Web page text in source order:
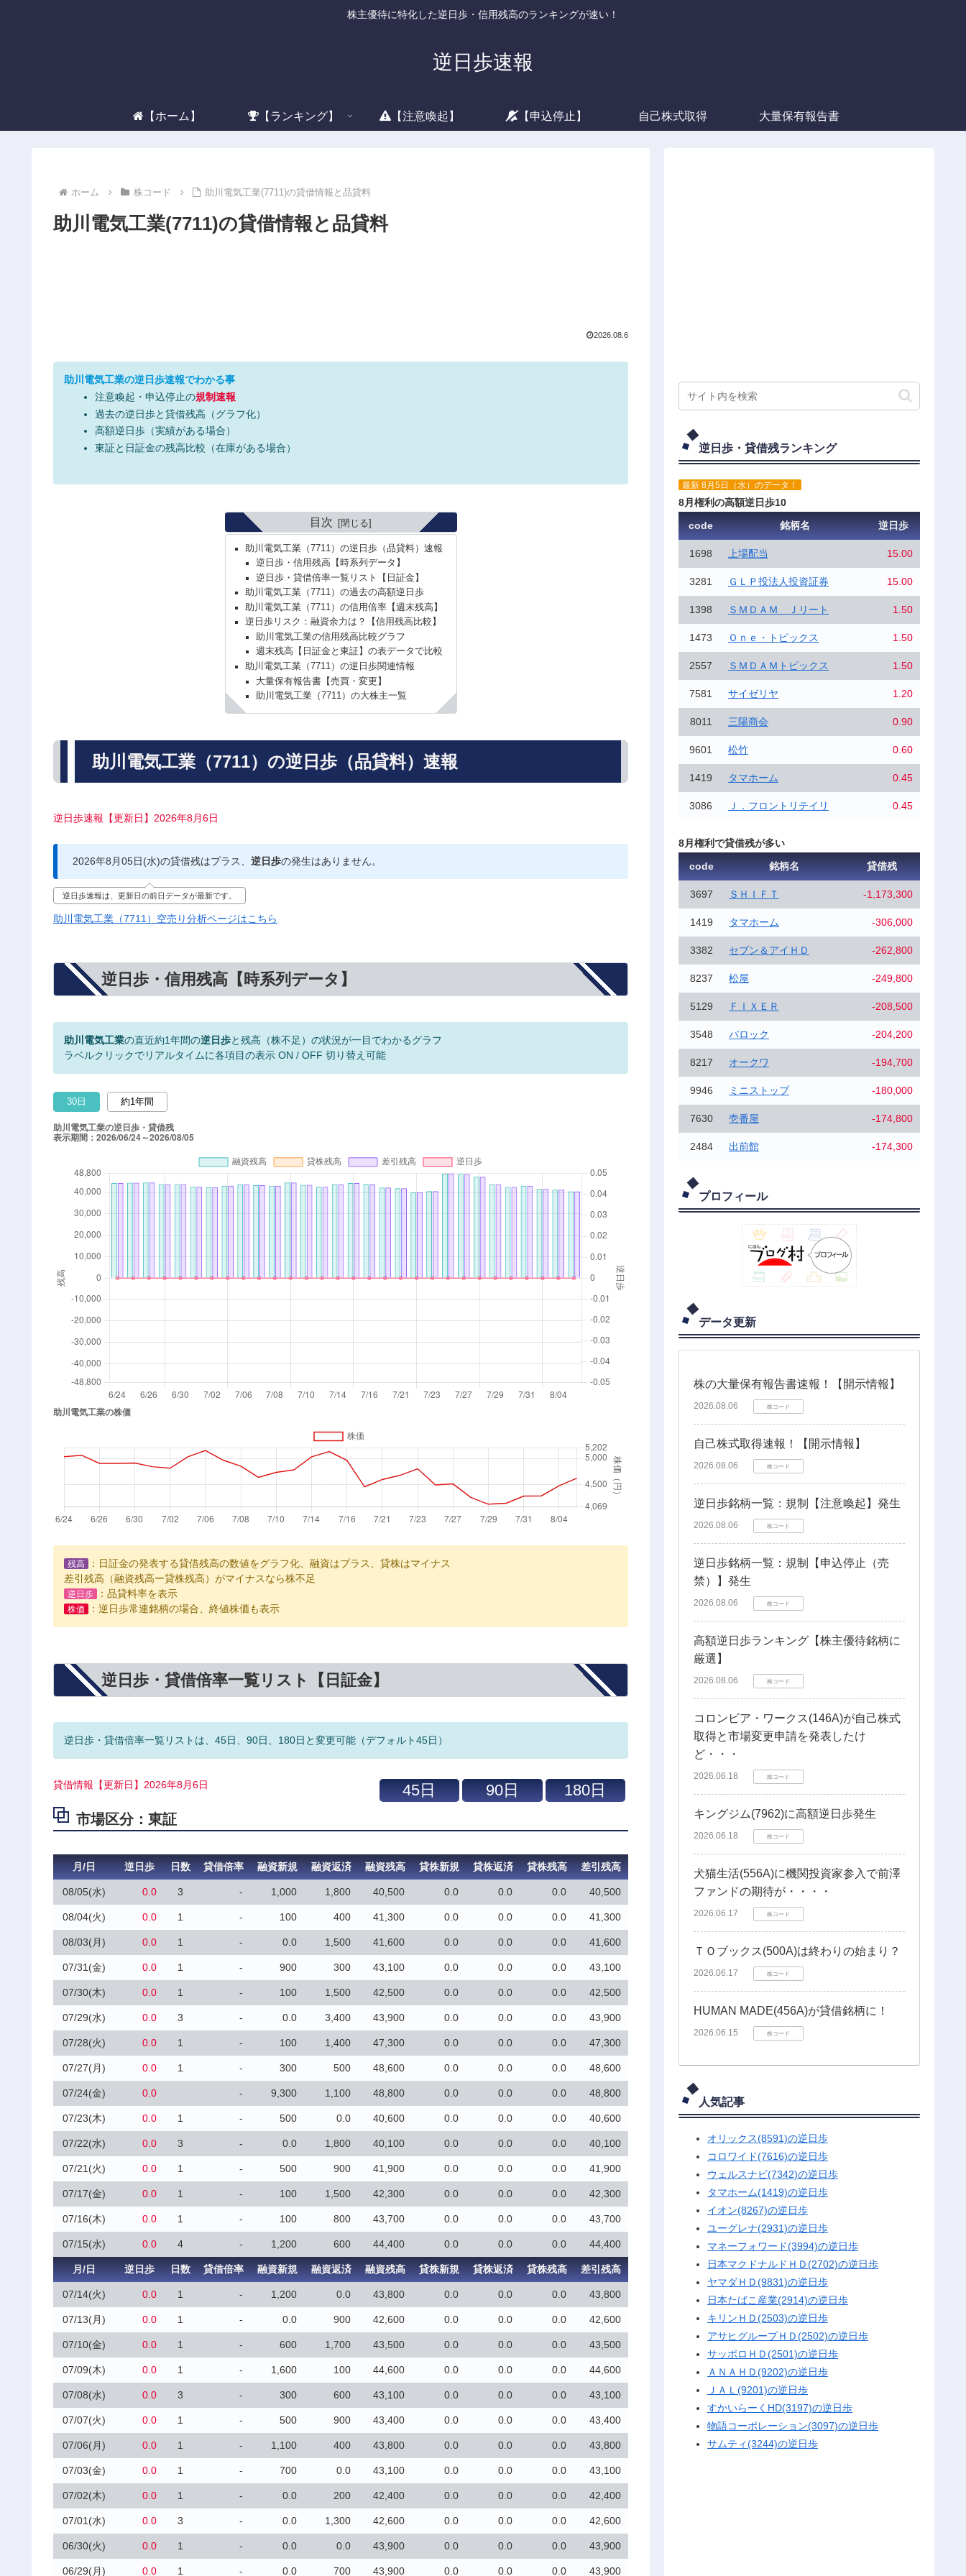
株主優待に特化した逆日歩・信用残高のランキングが速い！
逆日歩速報
【ホーム】 【ランキング】 【注意喚起】 【申込停止】 自己株式取得 大量保有報告書
ホーム 株コード 助川電気工業(7711)の貸借情報と品貸料
助川電気工業(7711)の貸借情報と品貸料
2026.08.6
助川電気工業の逆日歩速報でわかる事
注意喚起・申込停止の規制速報
過去の逆日歩と貸借残高（グラフ化）
高額逆日歩（実績がある場合）
東証と日証金の残高比較（在庫がある場合）
目次
助川電気工業（7711）の逆日歩（品貸料）速報
逆日歩・信用残高【時系列データ】
逆日歩・貸借倍率一覧リスト【日証金】
助川電気工業（7711）の過去の高額逆日歩
助川電気工業（7711）の信用倍率【週末残高】
逆日歩リスク：融資余力は？【信用残高比較】
助川電気工業の信用残高比較グラフ
週末残高【日証金と東証】の表データで比較
助川電気工業（7711）の逆日歩関連情報
大量保有報告書【売買・変更】
助川電気工業（7711）の大株主一覧
助川電気工業（7711）の逆日歩（品貸料）速報
逆日歩速報【更新日】2026年8月6日
2026年8月05日(水)の貸借残はプラス、 逆日歩の発生はありません。
逆日歩速報は、更新日の前日データが最新です。
助川電気工業（7711）空売り分析ページはこちら
逆日歩・信用残高【時系列データ】
助川電気工業の直近約1年間の逆日歩と残高（株不足）の状況が一目でわかるグラフ
ラベルクリックでリアルタイムに各項目の表示 ON / OFF 切り替え可能
30日 約1年間
残高
：日証金の発表する貸借残高の数値をグラフ化、融資はプラス、貸株はマイナス
差引残高（融資残高ー貸株残高）がマイナスなら株不足
逆日歩 ：品貸料率を表示
株価 ：逆日歩常連銘柄の場合、終値株価も表示
逆日歩・貸借倍率一覧リスト【日証金】
逆日歩・貸借倍率一覧リストは、45日、90日、180日と変更可能（デフォルト45日）
貸借情報【更新日】2026年8月6日
市場区分：東証
月/日 逆日歩 日数 貸借倍率 融資新規 融資返済 融資残高 貸株新規 貸株返済 貸株残高 差引残高
08/05(水) 0.0 3 - 1,000 1,800 40,500 0.0 0.0 0.0 40,500
08/04(火) 0.0 1 - 100 400 41,300 0.0 0.0 0.0 41,300
08/03(月) 0.0 1 - 0.0 1,500 41,600 0.0 0.0 0.0 41,600
07/31(金) 0.0 1 - 900 300 43,100 0.0 0.0 0.0 43,100
07/30(木) 0.0 1 - 100 1,500 42,500 0.0 0.0 0.0 42,500
07/29(水) 0.0 3 - 0.0 3,400 43,900 0.0 0.0 0.0 43,900
07/28(火) 0.0 1 - 100 1,400 47,300 0.0 0.0 0.0 47,300
07/27(月) 0.0 1 - 300 500 48,600 0.0 0.0 0.0 48,600
07/24(金) 0.0 - 9,300 1,100 48,800 0.0 0.0 0.0 48,800
07/23(木) 0.0 1 - 500 0.0 40,600 0.0 0.0 0.0 40,600
07/22(水) 0.0 3 - 0.0 1,800 40,100 0.0 0.0 0.0 40,100
07/21(火) 0.0 1 - 500 900 41,900 0.0 0.0 0.0 41,900
07/17(金) 0.0 1 - 100 1,500 42,300 0.0 0.0 0.0 42,300
07/16(木) 0.0 1 - 100 800 43,700 0.0 0.0 0.0 43,700
07/15(水) 0.0 4 - 1,200 600 44,400 0.0 0.0 0.0 44,400
月/日 逆日歩 日数 貸借倍率 融資新規 融資返済 融資残高 貸株新規 貸株返済 貸株残高 差引残高
07/14(火) 0.0 1 - 1,200 0.0 43,800 0.0 0.0 0.0 43,800
07/13(月) 0.0 1 - 0.0 900 42,600 0.0 0.0 0.0 42,600
07/10(金) 0.0 1 - 600 1,700 43,500 0.0 0.0 0.0 43,500
07/09(木) 0.0 1 - 1,600 100 44,600 0.0 0.0 0.0 44,600
07/08(水) 0.0 3 - 300 600 43,100 0.0 0.0 0.0 43,100
07/07(火) 0.0 1 - 500 900 43,400 0.0 0.0 0.0 43,400
07/06(月) 0.0 1 - 1,100 400 43,800 0.0 0.0 0.0 43,800
07/03(金) 0.0 1 - 700 0.0 43,100 0.0 0.0 0.0 43,100
07/02(木) 0.0 1 - 0.0 200 42,400 0.0 0.0 0.0 42,400
07/01(水) 0.0 3 - 0.0 1,300 42,600 0.0 0.0 0.0 42,600
06/30(火) 0.0 1 - 0.0 0.0 43,900 0.0 0.0 0.0 43,900
06/29(月) 0.0 1 - 0.0 700 43,900 0.0 0.0 0.0 43,900
逆日歩・貸借残ランキング
最新 8月5日（水）のデータ！
8月権利の高額逆日歩10
code
銘柄名 逆日歩
1698 上場配当 15.00
3281 ＧＬＰ投法人投資証券 15.00
1398 ＳＭＤＡＭ Ｊリート 1.50
1473 Ｏｎｅ・トピックス 1.50
2557 ＳＭＤＡＭトピックス 1.50
7581 サイゼリヤ 1.20
8011 三陽商会 0.90
9601 松竹 0.60
1419 タマホーム 0.45
3086 Ｊ．フロントリテイリ 0.45
8月権利で貸借残が多い
code
銘柄名 貸借残
3697 ＳＨＩＦＴ -1,173,300
1419 タマホーム -306,000
3382 セブン＆アイＨＤ -262,800
8237 松屋 -249,800
5129 ＦＩＸＥＲ -208,500
3548 バロック -204,200
8217 オークワ -194,700
9946 ミニストップ -180,000
7630 壱番屋 -174,800
2484 出前館 -174,300
プロフィール
データ更新
株の大量保有報告書速報！【開示情報】
2026.08.06 株コード
自己株式取得速報！【開示情報】
2026.08.06 株コード
逆日歩銘柄一覧：規制【注意喚起】発生
2026.08.06 株コード
逆日歩銘柄一覧：規制【申込停止（売
禁）】発生
2026.08.06 株コード
高額逆日歩ランキング【株主優待銘柄に
厳選】
2026.08.06 株コード
コロンビア・ワークス(146A)が自己株式
取得と市場変更申請を発表したけ
ど・・・
2026.06.18 株コード
キングジム(7962)に高額逆日歩発生
2026.06.18 株コード
犬猫生活(556A)に機関投資家参入で前澤
ファンドの期待が・・・・
2026.06.17 株コード
ＴＯブックス(500A)は終わりの始まり？
2026.06.17 株コード
HUMAN MADE(456A)が貸借銘柄に！
2026.06.15 株コード
人気記事
オリックス(8591)の逆日歩
コロワイド(7616)の逆日歩
ウェルスナビ(7342)の逆日歩
タマホーム(1419)の逆日歩
イオン(8267)の逆日歩
ユーグレナ(2931)の逆日歩
マネーフォワード(3994)の逆日歩
日本マクドナルドＨＤ(2702)の逆日歩
ヤマダＨＤ(9831)の逆日歩
日本たばこ産業(2914)の逆日歩
キリンＨＤ(2503)の逆日歩
アサヒグループＨＤ(2502)の逆日歩
サッポロＨＤ(2501)の逆日歩
ＡＮＡＨＤ(9202)の逆日歩
ＪＡＬ(9201)の逆日歩
すかいらーくHD(3197)の逆日歩
物語コーポレーション(3097)の逆日歩
サムティ(3244)の逆日歩